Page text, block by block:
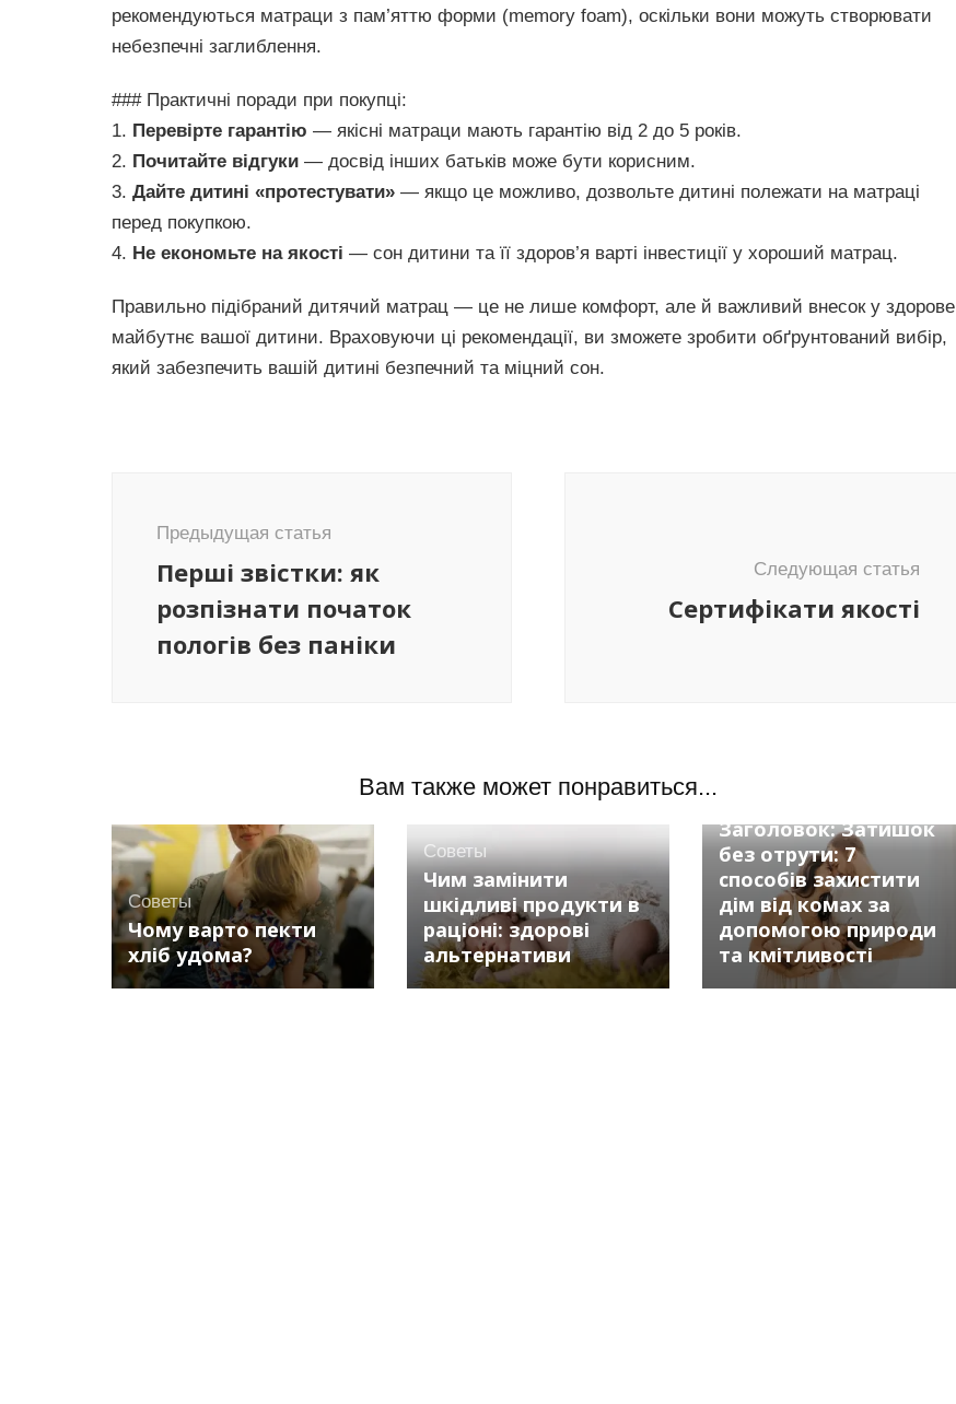
рекомендуються матраци з пам’яттю форми (memory foam), оскільки вони можуть створювати
небезпечні заглиблення.
### Практичні поради при покупці:
1. Перевірте гарантію — якісні матраци мають гарантію від 2 до 5 років.
2. Почитайте відгуки — досвід інших батьків може бути корисним.
3. Дайте дитині «протестувати» — якщо це можливо, дозвольте дитині полежати на матраці
перед покупкою.
4. Не економьте на якості — сон дитини та її здоров’я варті інвестиції у хороший матрац.
Правильно підібраний дитячий матрац — це не лише комфорт, але й важливий внесок у здорове
майбутнє вашої дитини. Враховуючи ці рекомендації, ви зможете зробити обґрунтований вибір,
який забезпечить вашій дитині безпечний та міцний сон.
записям
Предыдущая статья
Перші звістки: як
розпізнати початок
пологів без паніки
Следующая статья
Сертифікати якості
Вам также может понравиться...
Советы
Чому варто пекти
хліб удома?
Советы
Чим замінити
шкідливі продукти в
раціоні: здорові
альтернативи
Заголовок: Затишок
без отрути: 7
способів захистити
дім від комах за
допомогою природи
та кмітливості